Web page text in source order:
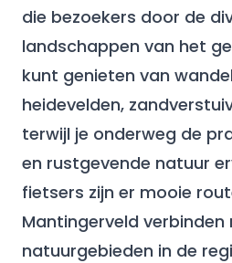
die bezoekers door de
landschappen van het
kunt genieten van
heidevelden,
terwijl je onderweg de
en rustgevende natuur
fietsers zijn er mooie
Mantingerveld
natuurgebieden in de